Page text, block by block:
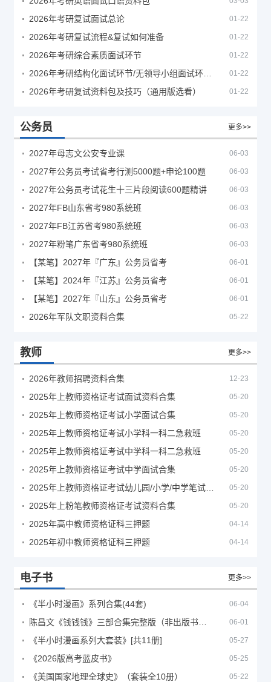
2026年考研复试面试总论 01-22
2026年考研复试流程&复试如何准备 01-22
2026年考研综合素质面试环节 01-22
01-22
2026年考研复试资料包及技巧（通用版选看） 01-22
公务员 更多>>
2027年母志文公安专业课 06-03
2027年公务员考试省考行测5000题+申论100题 06-03
2027年公务员考试花生十三片段阅读600题精讲 06-03
2027年FB山东省考980系统班 06-03
2027年FB江苏省考980系统班 06-03
2027年粉笔广东省考980系统班 06-03
【某笔】2027年『广东』公务员省考 06-01
【某笔】2024年『江苏』公务员省考 06-01
【某笔】2027年『山东』公务员省考 06-01
2026年军队文职资料合集 05-22
教师 更多>>
2026年教师招聘资料合集 12-23
2025年上教师资格证考试面试资料合集 05-20
2025年上教师资格证考试小学面试合集 05-20
2025年上教师资格证考试小学科一科二急救班 05-20
2025年上教师资格证考试中学科一科二急救班 05-20
2025年上教师资格证考试中学面试合集 05-20
05-20
2025年上粉笔教师资格证考试资料合集 05-20
2025年高中教师资格证科三押题 04-14
2025年初中教师资格证科三押题 04-14
电子书 更多>>
《半小时漫画》系列合集(44套) 06-04
06-01
《半小时漫画系列大套装》[共11册] 05-27
《2026版高考蓝皮书》 05-25
《美国国家地理全球史》（套装全10册） 05-22